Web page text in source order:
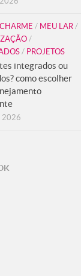
/ MEU LAR /
/
/ PROJETOS
integrados ou
como escolher
2026